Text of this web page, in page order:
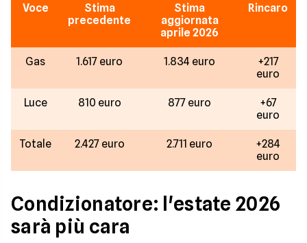
Voce
Stima
precedente
Stima
aggiornata
aprile 2026
Rincaro
Gas 1.617 euro 1.834 euro
+217
euro
Luce 810 euro 877 euro
+67
euro
Totale 2.427 euro 2.711 euro
+284
euro
Condizionatore: l'estate 2026
sarà più cara